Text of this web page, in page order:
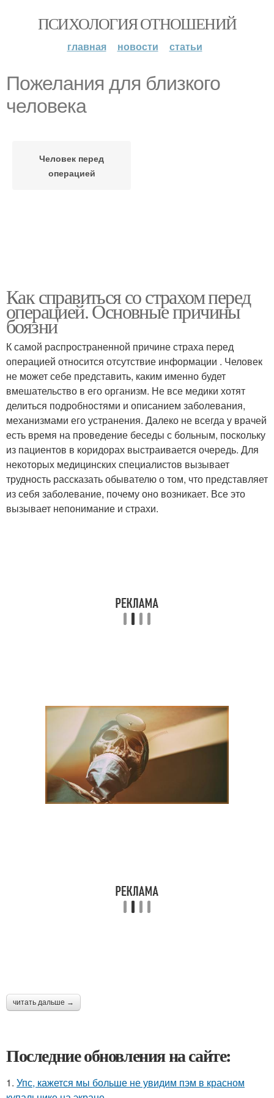
ПСИХОЛОГИЯ ОТНОШЕНИЙ
главная новости статьи
Пожелания для близкого
человека
Человек перед
операцией
Как справиться со страхом перед
операцией. Основные причины
боязни
К самой распространенной причине страха перед
операцией относится отсутствие информации . Человек
не может себе представить, каким именно будет
вмешательство в его организм. Не все медики хотят
делиться подробностями и описанием заболевания,
механизмами его устранения. Далеко не всегда у врачей
есть время на проведение беседы с больным, поскольку
из пациентов в коридорах выстраивается очередь. Для
некоторых медицинских специалистов вызывает
трудность рассказать обывателю о том, что представляет
из себя заболевание, почему оно возникает. Все это
вызывает непонимание и страхи.
читать дальше →
Последние обновления на сайте:
1. Упс, кажется мы больше не увидим пэм в красном